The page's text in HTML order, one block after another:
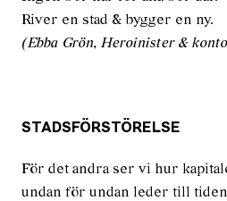
River en stad & bygger en ny.
(Ebba Grön, Heroinister &
STADSFÖRSTÖRELSE
För det andra ser vi hur
undan för undan leder till